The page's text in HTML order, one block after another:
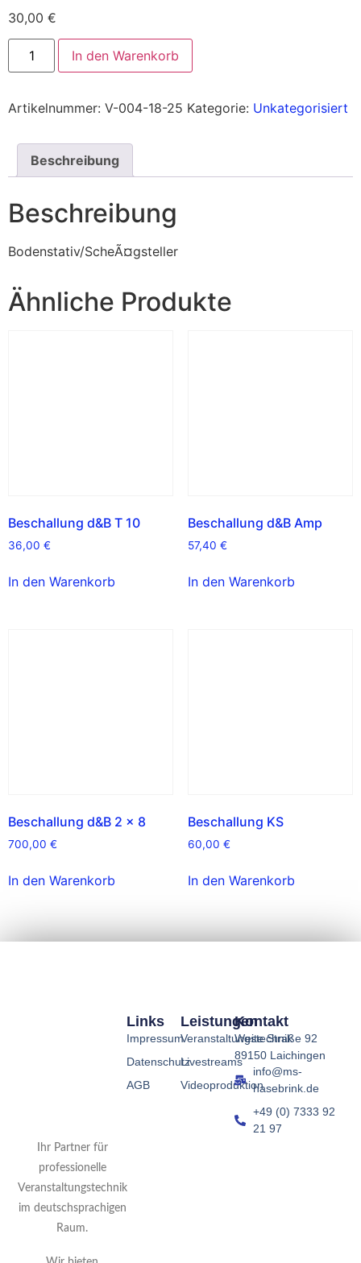
30,00 €
In den Warenkorb
Artikelnummer: V-004-18-25 Kategorie: Unkategorisiert
Beschreibung
Beschreibung
Bodenstativ/ScheÃ¤gsteller
Ähnliche Produkte
Beschallung d&B T 10
36,00 €
In den Warenkorb
Beschallung d&B Amp
57,40 €
In den Warenkorb
Beschallung d&B 2 x 8
700,00 €
In den Warenkorb
Beschallung KS
60,00 €
In den Warenkorb
Ihr Partner für
professionelle
Veranstaltungstechnik
im deutschsprachigen
Raum.
Leistungen
Veranstaltungstechnik
Livestreams
Videoproduktion
Links
Impressum
Datenschutz
AGB
Kontakt
Weite Straße 92
89150 Laichingen
info@ms-
hasebrink.de
+49 (0) 7333 92
21 97